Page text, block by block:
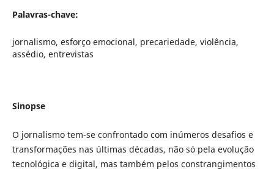
Palavras-chave:
jornalismo, esforço emocional, precariedade, violência,
assédio, entrevistas
Sinopse
O jornalismo tem-se confrontado com inúmeros desafios e
transformações nas últimas décadas, não só pela evolução
tecnológica e digital, mas também pelos constrangimentos